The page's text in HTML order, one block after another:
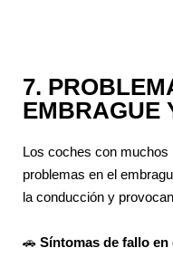
7.
EMBRAGUE
Los coches con muchos
problemas en el
la conducción y
🚗 Síntomas de fallo en